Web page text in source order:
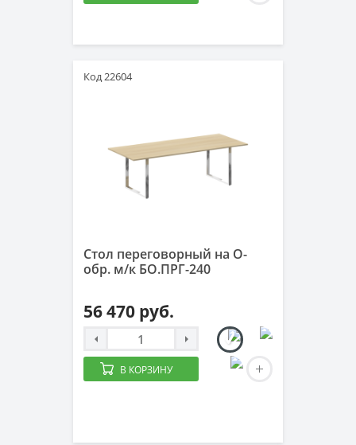
Код 22604
Стол переговорный на О-
обр. м/к БО.ПРГ-240
56 470 руб.
В КОРЗИНУ